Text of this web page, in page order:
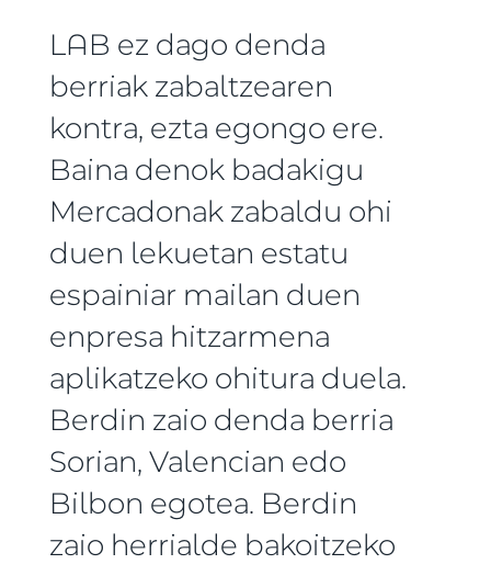
LAB ez dago denda
berriak zabaltzearen
kontra, ezta egongo ere.
Baina denok badakigu
Mercadonak zabaldu ohi
duen lekuetan estatu
espainiar mailan duen
enpresa hitzarmena
aplikatzeko ohitura duela.
Berdin zaio denda berria
Sorian, Valencian edo
Bilbon egotea. Berdin
zaio herrialde bakoitzeko